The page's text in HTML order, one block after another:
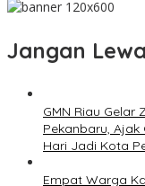
Jangan
GMN Riau
Pekanbaru, Ajak
Hari Jadi Kota
Empat Warga